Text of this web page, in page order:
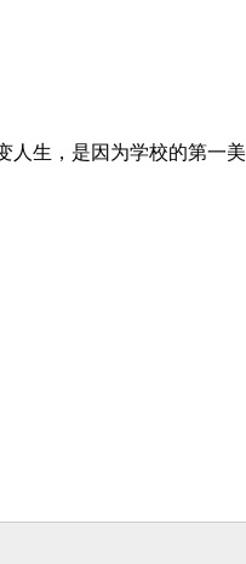
人生，是因为学校的第一美